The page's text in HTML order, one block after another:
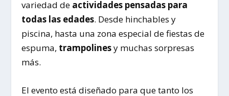
variedad de actividades pensadas para
todas las edades. Desde hinchables y
piscina, hasta una zona especial de fiestas de
espuma, trampolinesy muchas sorpresas
más.
El evento está diseñado para que tanto los